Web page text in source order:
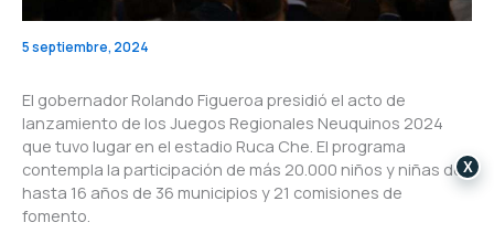
5 septiembre, 2024
El gobernador Rolando Figueroa presidió el acto de
lanzamiento de los Juegos Regionales Neuquinos 2024
que tuvo lugar en el estadio Ruca Che. El programa
contempla la participación de más 20.000 niños y niñas de
hasta 16 años de 36 municipios y 21 comisiones de
fomento.
X